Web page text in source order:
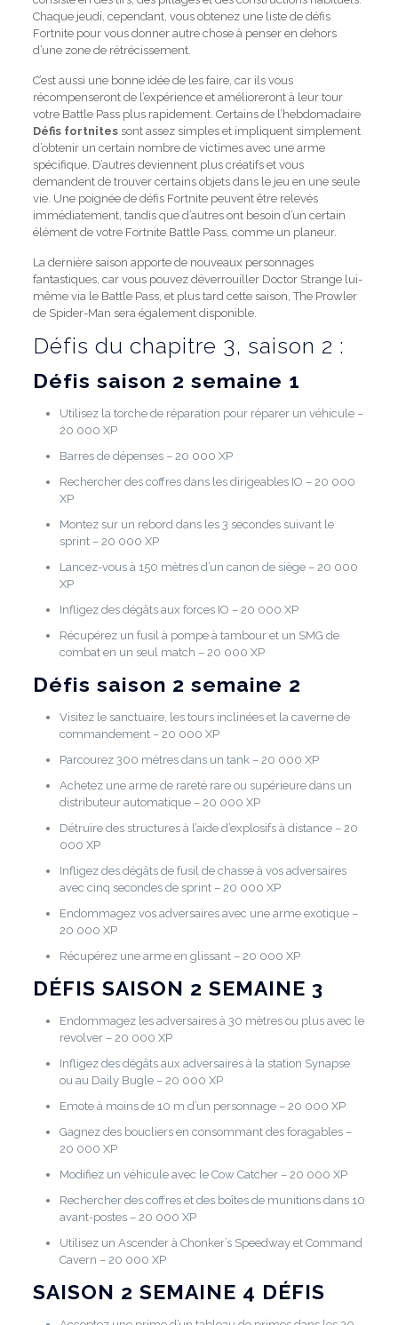
Chaque jeudi, cependant, vous obtenez une liste de défis
Fortnite pour vous donner autre chose à penser en dehors
d’une zone de rétrécissement.
C’est aussi une bonne idée de les faire, car ils vous
récompenseront de l’expérience et amélioreront à leur tour
votre Battle Pass plus rapidement. Certains de l’hebdomadaire
Défis fortnitessont assez simples et impliquent simplement
d’obtenir un certain nombre de victimes avec une arme
spécifique. D’autres deviennent plus créatifs et vous
demandent de trouver certains objets dans le jeu en une seule
vie. Une poignée de défis Fortnite peuvent être relevés
immédiatement, tandis que d’autres ont besoin d’un certain
élément de votre Fortnite Battle Pass, comme un planeur.
La dernière saison apporte de nouveaux personnages
fantastiques, car vous pouvez déverrouiller Doctor Strange lui-
même via le Battle Pass, et plus tard cette saison, The Prowler
de Spider-Man sera également disponible.
Défis du chapitre 3, saison 2 :
Défis saison 2 semaine 1
Utilisez la torche de réparation pour réparer un véhicule –
20 000 XP
Barres de dépenses – 20 000 XP
Rechercher des coffres dans les dirigeables IO – 20 000
XP
Montez sur un rebord dans les 3 secondes suivant le
sprint – 20 000 XP
Lancez-vous à 150 mètres d’un canon de siège – 20 000
XP
Infligez des dégâts aux forces IO – 20 000 XP
Récupérez un fusil à pompe à tambour et un SMG de
combat en un seul match – 20 000 XP
Défis saison 2 semaine 2
Visitez le sanctuaire, les tours inclinées et la caverne de
commandement – ​​20 000 XP
Parcourez 300 mètres dans un tank – 20 000 XP
Achetez une arme de rareté rare ou supérieure dans un
distributeur automatique – 20 000 XP
Détruire des structures à l’aide d’explosifs à distance – 20
000 XP
Infligez des dégâts de fusil de chasse à vos adversaires
avec cinq secondes de sprint – 20 000 XP
Endommagez vos adversaires avec une arme exotique –
20 000 XP
Récupérez une arme en glissant – 20 000 XP
DÉFIS SAISON 2 SEMAINE 3
Endommagez les adversaires à 30 mètres ou plus avec le
revolver – 20 000 XP
Infligez des dégâts aux adversaires à la station Synapse
ou au Daily Bugle – 20 000 XP
Emote à moins de 10 m d’un personnage – 20 000 XP
Gagnez des boucliers en consommant des foragables –
20 000 XP
Modifiez un véhicule avec le Cow Catcher – 20 000 XP
Rechercher des coffres et des boîtes de munitions dans 10
avant-postes – 20 000 XP
Utilisez un Ascender à Chonker’s Speedway et Command
Cavern – 20 000 XP
SAISON 2 SEMAINE 4 DÉFIS